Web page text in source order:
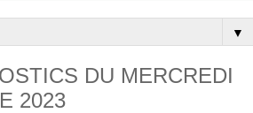
▼
DU MERCREDI
2023